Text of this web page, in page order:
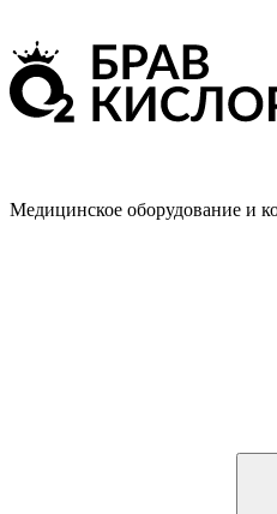
Медицинское оборудование и